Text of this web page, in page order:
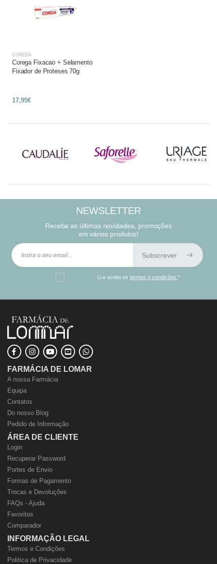
COREGA
Corega Fixacao + Selamento
Fixador de Proteses 70g
17,95€
NEWSLETTER
Receba as últimas novidades, promoções
em vários produtos!
Subscrever
Li e aceito ostermos e condições*
FARMÁCIA DE LOMAR
A nossa Farmácia
Equipa
Contatos
Do nosso Blog
Pedido de Informação
ÁREA DE CLIENTE
Login
Recuperar Password
Portes de Envio
Formas de Pagamento
Trocas e Devoluções
FAQs - Ajuda
Favoritos
Comparador
INFORMAÇÃO LEGAL
Termos e Condições
Politica de Privacidade